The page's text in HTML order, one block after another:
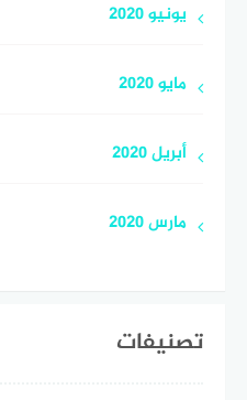
يونيو 2020
مايو 2020
أبريل 2020
مارس 2020
تصنيفات